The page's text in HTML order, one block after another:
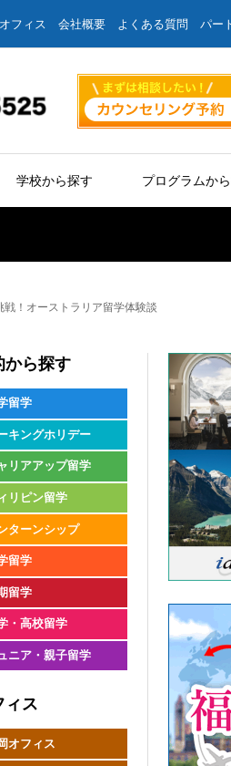
フィス 会社概要 よくある質問 パー
学校から探す プログラムか
戦！オーストラリア留学体験談
から探す
留学
キングホリデー
リアアップ留学
リピン留学
ターンシップ
留学
留学
・高校留学
ニア・親子留学
ィス
オフィス